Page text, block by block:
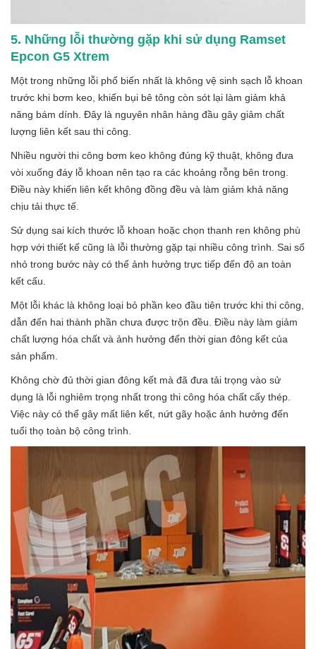
5. Những lỗi thường gặp khi sử dụng Ramset
Epcon G5 Xtrem
Một trong những lỗi phổ biến nhất là không vệ sinh sạch lỗ khoan
trước khi bơm keo, khiến bụi bê tông còn sót lại làm giảm khả
năng bám dính. Đây là nguyên nhân hàng đầu gây giảm chất
lượng liên kết sau thi công.
Nhiều người thi công bơm keo không đúng kỹ thuật, không đưa
vòi xuống đáy lỗ khoan nên tạo ra các khoảng rỗng bên trong.
Điều này khiến liên kết không đồng đều và làm giảm khả năng
chịu tải thực tế.
Sử dụng sai kích thước lỗ khoan hoặc chọn thanh ren không phù
hợp với thiết kế cũng là lỗi thường gặp tại nhiều công trình. Sai số
nhỏ trong bước này có thể ảnh hưởng trực tiếp đến độ an toàn
kết cấu.
Một lỗi khác là không loại bỏ phần keo đầu tiên trước khi thi công,
dẫn đến hai thành phần chưa được trộn đều. Điều này làm giảm
chất lượng hóa chất và ảnh hưởng đến thời gian đông kết của
sản phẩm.
Không chờ đủ thời gian đông kết mà đã đưa tải trọng vào sử
dụng là lỗi nghiêm trọng nhất trong thi công hóa chất cấy thép.
Việc này có thể gây mất liên kết, nứt gãy hoặc ảnh hưởng đến
tuổi thọ toàn bộ công trình.